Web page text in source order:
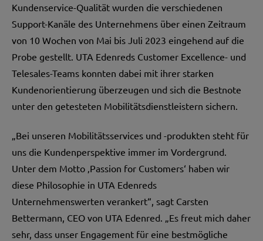
Kundenservice-Qualität wurden die verschiedenen
Support-Kanäle des Unternehmens über einen Zeitraum
von 10 Wochen von Mai bis Juli 2023 eingehend auf die
Probe gestellt. UTA Edenreds Customer Excellence- und
Telesales-Teams konnten dabei mit ihrer starken
Kundenorientierung überzeugen und sich die Bestnote
unter den getesteten Mobilitätsdienstleistern sichern.
„Bei unseren Mobilitätsservices und -produkten steht für
uns die Kundenperspektive immer im Vordergrund.
Unter dem Motto ‚Passion for Customers‘ haben wir
diese Philosophie in UTA Edenreds
Unternehmenswerten verankert“, sagt Carsten
Bettermann, CEO von UTA Edenred. „Es freut mich daher
sehr, dass unser Engagement für eine bestmögliche